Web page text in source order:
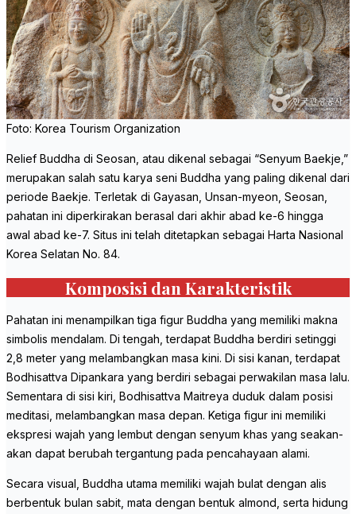
Foto: Korea Tourism Organization
Relief Buddha di Seosan, atau dikenal sebagai “Senyum Baekje,”
merupakan salah satu karya seni Buddha yang paling dikenal dari
periode Baekje. Terletak di Gayasan, Unsan-myeon, Seosan,
pahatan ini diperkirakan berasal dari akhir abad ke-6 hingga
awal abad ke-7. Situs ini telah ditetapkan sebagai Harta Nasional
Korea Selatan No. 84.
Komposisi dan Karakteristik
Pahatan ini menampilkan tiga figur Buddha yang memiliki makna
simbolis mendalam. Di tengah, terdapat Buddha berdiri setinggi
2,8 meter yang melambangkan masa kini. Di sisi kanan, terdapat
Bodhisattva Dipankara yang berdiri sebagai perwakilan masa lalu.
Sementara di sisi kiri, Bodhisattva Maitreya duduk dalam posisi
meditasi, melambangkan masa depan. Ketiga figur ini memiliki
ekspresi wajah yang lembut dengan senyum khas yang seakan-
akan dapat berubah tergantung pada pencahayaan alami.
Secara visual, Buddha utama memiliki wajah bulat dengan alis
berbentuk bulan sabit, mata dengan bentuk almond, serta hidung